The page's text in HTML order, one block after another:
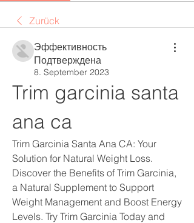
Zurück
Эффективность
Подтверждена
8. September 2023
Trim garcinia santa
ana ca
Trim Garcinia Santa Ana CA: Your
Solution for Natural Weight Loss.
Discover the Benefits of Trim Garcinia,
a Natural Supplement to Support
Weight Management and Boost Energy
Levels. Try Trim Garcinia Today and